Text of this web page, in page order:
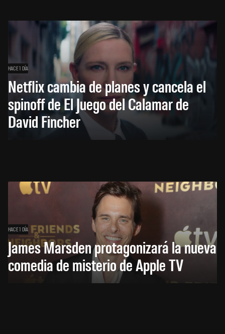
HACE 1 DÍA
Netflix cambia de planes y cancela el
spinoff de El Juego del Calamar de
David Fincher
HACE 1 DÍA
James Marsden protagonizará la nueva
comedia de misterio de Apple TV